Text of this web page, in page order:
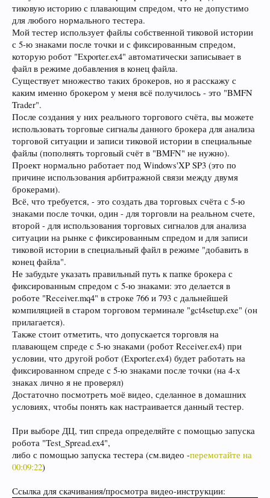
тиковую историю с плавающим спредом, что не допустимо
для любого нормального тестера.
Мой тестер использует файлы собственной тиковой истории
с 5-ю знаками после точки и с фиксированным спредом,
которую робот "Exporter.ex4" автоматически записывает в
файл в режиме добавления в конец файла.
Существует множество таких брокеров, но я расскажу с
каким именно брокером у меня всё получилось - это "BMFN
Trader".
После создания у них реального торгового счёта, вы можете
использовать торговые сигналы данного брокера для анализа
торговой ситуации и записи тиковой истории в специальные
файлы (пополнять торговый счёт в "BMFN" не нужно).
Проект нормально работает под Windows'XP SP3 (это по
причине использования арбитражной связи между двумя
брокерами).
Всё, что требуется, - это создать два торговых счёта с 5-ю
знаками после точки, один - для торговли на реальном счете,
второй - для использования торговых сигналов для анализа
ситуации на рынке с фиксированным спредом и для записи
тиковой истории в специальный файл в режиме "добавить в
конец файла".
Не забудьте указать правильный путь к папке брокера с
фиксированным спредом с 5-ю знаками: это делается в
роботе "Receiver.mq4" в строке 766 и 793 с дальнейшей
компиляцией в старом торговом терминале "gct4setup.exe" (он
прилагается).
Также стоит отметить, что допускается торговля на
плавающем спреде с 5-ю знаками (робот Receiver.ex4) при
условии, что другой робот (Exporter.ex4) будет работать на
фиксированном спреде с 5-ю знаками после точки (на 4-х
знаках лично я не проверял)
Достаточно посмотреть моё видео, сделанное в домашних
условиях, чтобы понять как настраивается данный тестер.
При выборе ДЦ, тип спреда определяйте с помощью запуска
робота "Test_Spread.ex4",
либо с помощью запуска тестера (см.видео -перемотайте на
00:09:22)
Ссылка для скачивания/просмотра видео-инструкции: